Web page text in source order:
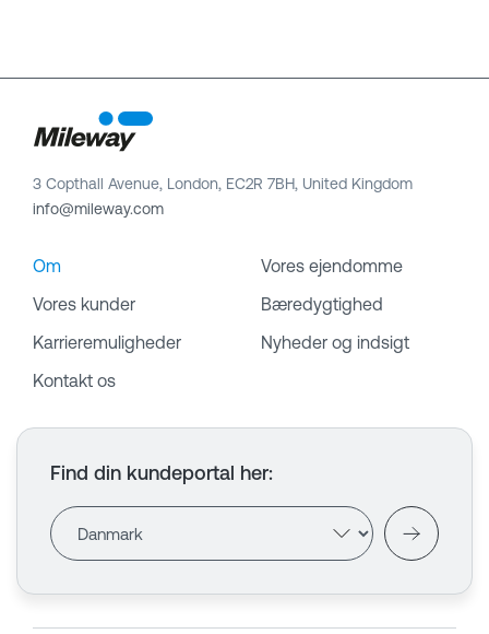
3 Copthall Avenue, London, EC2R 7BH, United Kingdom
info@mileway.com
Om
Vores ejendomme
Vores kunder
Bæredygtighed
Karrieremuligheder
Nyheder og indsigt
Kontakt os
Find din kundeportal her: